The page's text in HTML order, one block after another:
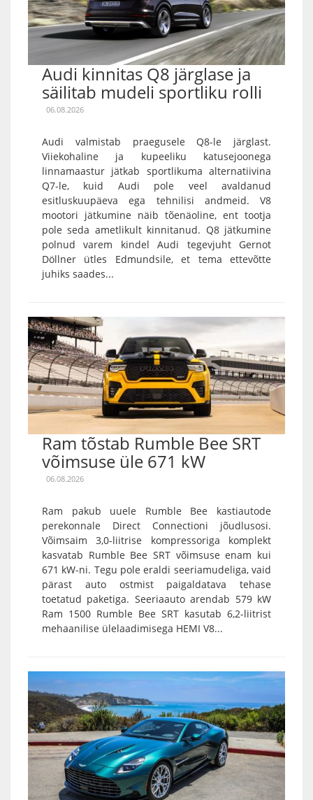
Audi kinnitas Q8 järglase ja
säilitab mudeli sportliku rolli
06.08.2026
Audi valmistab praegusele Q8-le järglast.
Viiekohaline ja kupeeliku katusejoonega
linnamaastur jätkab sportlikuma alternatiivina
Q7-le, kuid Audi pole veel avaldanud
esitluskuupäeva ega tehnilisi andmeid. V8
mootori jätkumine näib tõenäoline, ent tootja
pole seda ametlikult kinnitanud. Q8 jätkumine
polnud varem kindel Audi tegevjuht Gernot
Döllner ütles Edmundsile, et tema ettevõtte
juhiks saades...
Ram tõstab Rumble Bee SRT
võimsuse üle 671 kW
06.08.2026
Ram pakub uuele Rumble Bee kastiautode
perekonnale Direct Connectioni jõudlusosi.
Võimsaim 3,0-liitrise kompressoriga komplekt
kasvatab Rumble Bee SRT võimsuse enam kui
671 kW-ni. Tegu pole eraldi seeriamudeliga, vaid
pärast auto ostmist paigaldatava tehase
toetatud paketiga. Seeriaauto arendab 579 kW
Ram 1500 Rumble Bee SRT kasutab 6,2-liitrist
mehaanilise ülelaadimisega HEMI V8...